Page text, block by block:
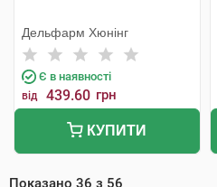
Дельфарм Хюнінг
Є в наявності
від 439.60 грн
КУПИТИ
Показано 36 з 56